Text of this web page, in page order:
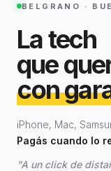
BELGRANO ·
La tech
que
con
iPhone, Mac,
Pagás cuando lo
"A un click de